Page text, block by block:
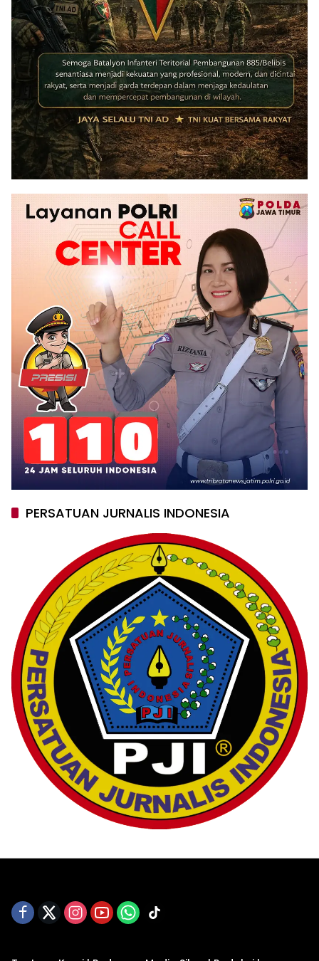
PERSATUAN JURNALIS INDONESIA